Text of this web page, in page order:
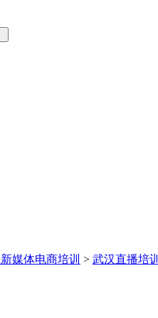
媒体电商培训 > 武汉直播培训